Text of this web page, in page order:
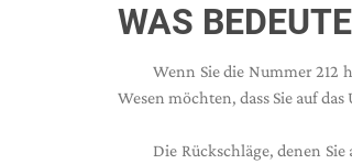
WAS
Wenn Sie die Nummer 212
Wesen möchten, dass Sie auf
Die Rückschläge, denen